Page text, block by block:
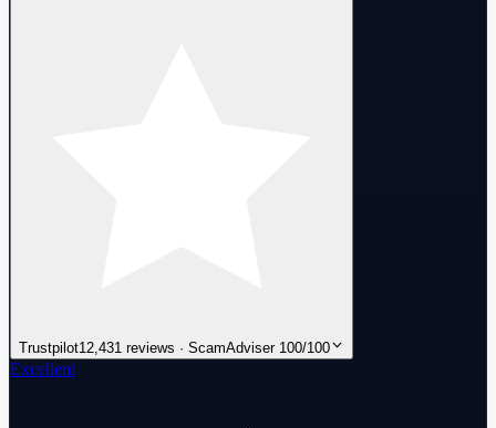
Trustpilot12,431 reviews · ScamAdviser 100/100
Excellent